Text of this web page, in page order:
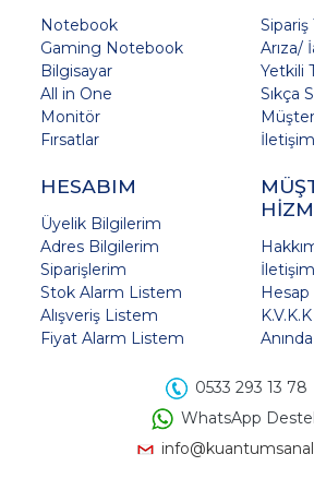
Notebook
Gaming Notebook
Bilgisayar
All in One
Monitör
Fırsatlar
Sipariş
Arıza/
Yetkili
Sıkça
İletişim
HESABIM
Üyelik Bilgilerim
Adres Bilgilerim
Siparişlerim
Stok Alarm Listem
Alışveriş Listem
Fiyat Alarm Listem
İletişim
Hesap
0533 293 13 78
WhatsApp